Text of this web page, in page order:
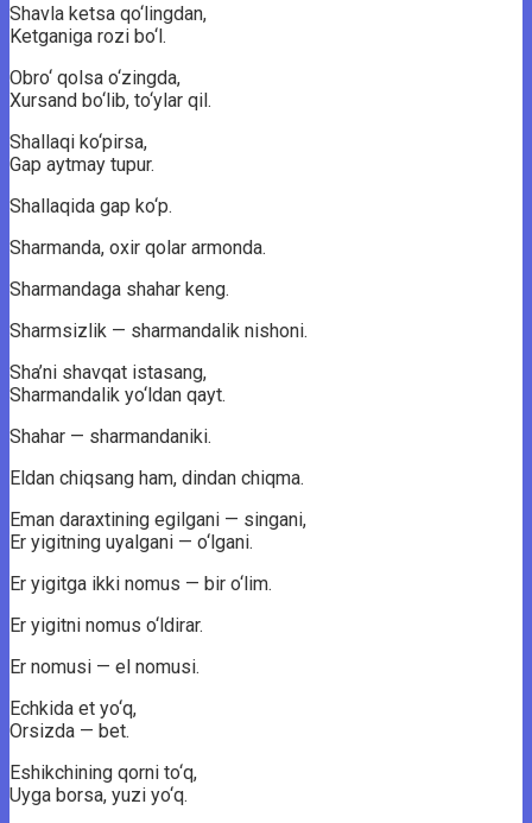
Shavla ketsa qo‘lingdan,
Ketganiga rozi bo‘l.
Obro‘ qolsa o‘zingda,
Xursand bo‘lib, to‘ylar qil.
Shallaqi ko‘pirsa,
Gap aytmay tupur.
Shallaqida gap ko‘p.
Sharmanda, oxir qolar armonda.
Sharmandaga shahar keng.
Sharmsizlik — sharmandalik nishoni.
Sha’ni shavqat istasang,
Sharmandalik yo‘ldan qayt.
Shahar — sharmandaniki.
Eldan chiqsang ham, dindan chiqma.
Eman daraxtining egilgani — singani,
Er yigitning uyalgani — o‘lgani.
Er yigitga ikki nomus — bir o‘lim.
Er yigitni nomus o‘ldirar.
Er nomusi — el nomusi.
Echkida et yo‘q,
Orsizda — bet.
Eshikchining qorni to‘q,
Uyga borsa, yuzi yo‘q.